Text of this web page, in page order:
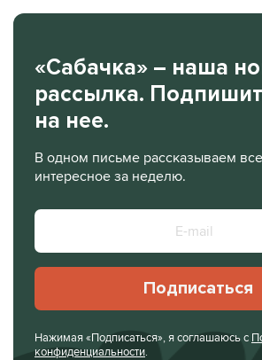
«Сабачка» – наша
рассылка.
на нее.
В одном письме рассказываем
интересное за неделю.
Подписаться
Нажимая «Подписаться», я соглашаюсь с
конфиденциальности.